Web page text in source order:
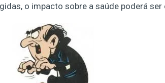
o impacto sobre a saúde poderá ser